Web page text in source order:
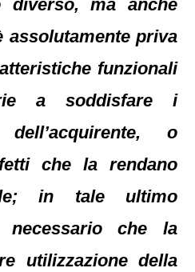
diverso, ma anche
assolutamente priva
funzionali
a soddisfare i
o
che la rendano
in tale ultimo
che la
utilizzazione della